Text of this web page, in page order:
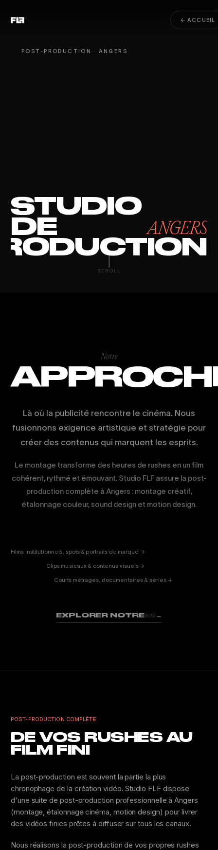
← ACCUEIL
MONTAGE
POST-PRODUCTION · ANGERS
STUDIO
DE ANGERS
SCROLL
Notre
Là où la publicité rencontre le cinéma. Nous
fusionnons exigence artistique et stratégie pour
créer des contenus qui marquent les esprits.
Le montage transforme des heures de rushes en un film
cohérent, rythmé et émouvant. Studio FLF assure la post-
production complète à Angers : montage créatif,
étalonnage couleur, sound design et motion design.
Films institutionnels, spots & portraits de marque →
Clips musicaux & contenus visuels →
FICTION
& DOC
Courts métrages, documentaires & séries →
EXPLORER NOTREWORK→
POST-PRODUCTION COMPLÈTE
DE VOS RUSHES AU
FILM FINI
La post-production est souvent la partie la plus
chronophage de la création vidéo. Studio FLF dispose
d'une suite de post-production professionnelle à Angers
(montage, étalonnage cinéma, motion design) pour livrer
des vidéos finies prêtes à diffuser sur tous les canaux.
Nous réalisons la post-production de vos propres rushes